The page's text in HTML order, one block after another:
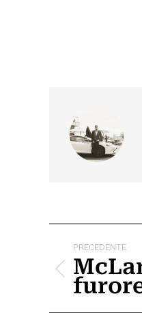
tra
post
PRECEDENTE
Post
precedente: